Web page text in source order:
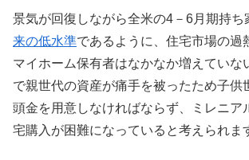
景気が回復しながら全米の4－6月期持ち
来の低水準であるように、住宅市場の過
マイホーム保有者はなかなか増えていな
で親世代の資産が痛手を被ったため子供
頭金を用意しなければならず、ミレニア
宅購入が困難になっていると考えられま